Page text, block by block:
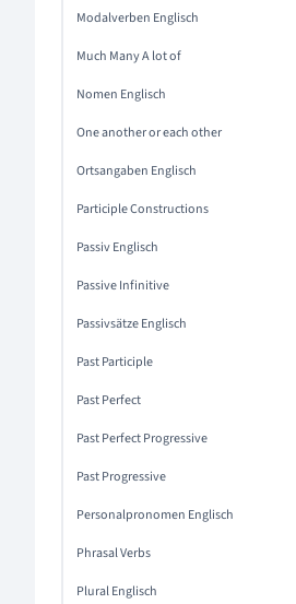
Modalverben Englisch
Much Many A lot of
Nomen Englisch
One another or each other
Ortsangaben Englisch
Participle Constructions
Passiv Englisch
Passive Infinitive
Passivsätze Englisch
Past Participle
Past Perfect
Past Perfect Progressive
Past Progressive
Personalpronomen Englisch
Phrasal Verbs
Plural Englisch